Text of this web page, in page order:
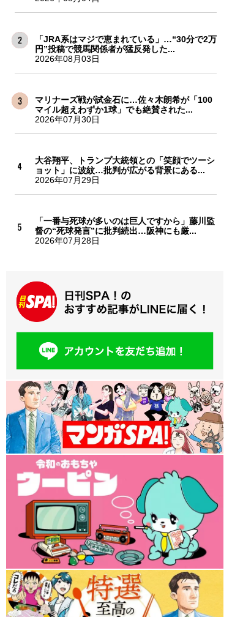
「JRA系はマジで恵まれている」…“30分で2万
円”投稿で競馬関係者が猛反発した...
2026年08月03日
マリナーズ戦が試金石に…佐々木朗希が「100
マイル超えわずか1球」でも絶賛された...
2026年07月30日
大谷翔平、トランプ大統領との「笑顔でツーシ
ョット」に波紋…批判が広がる背景にある...
2026年07月29日
「一番与死球が多いのは巨人ですから」藤川監
督の“死球発言”に批判続出…阪神にも厳...
2026年07月28日